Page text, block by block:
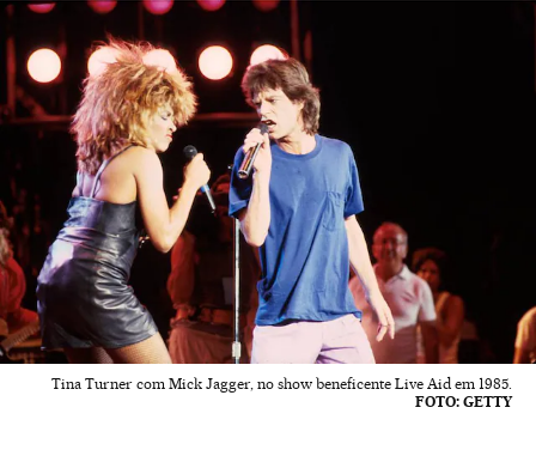
Tina Turner com Mick Jagger, no show beneficente Live Aid em 1985.
FOTO: GETTY